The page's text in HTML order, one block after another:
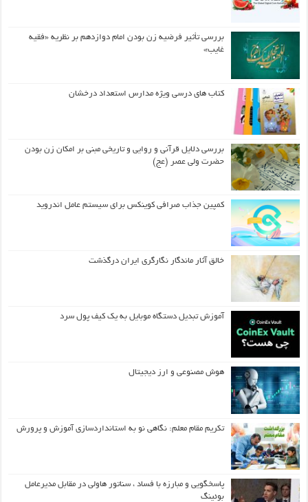
بررسی تأثیر فرضیه زن بودن امام دوازدهم بر نظریه «فقیه
غایب»
کتاب های درسی ویژه مدارس استعداد درخشان
بررسی دلایل قرآنی و روایی و تاریخی مبنی بر امکان زن بودن
حضرت ولی عصر (عج)
کمپین جذاب صرافی کوینکس برای سیستم عامل اندروید
خالق آثار ماندگار نگارگری ایران درگذشت
آموزش تبدیل دستگاه موبایل به یک کیف‌ پول سرد
هوش مصنوعی و ارز دیجیتال
تکریم مقام معلم: نگاهی نو به استانداردسازی آموزش و پرورش
پاسخگویی و مبارزه با فساد ، سناتور هاولی در مقابل مدیرعامل
بوئینگ